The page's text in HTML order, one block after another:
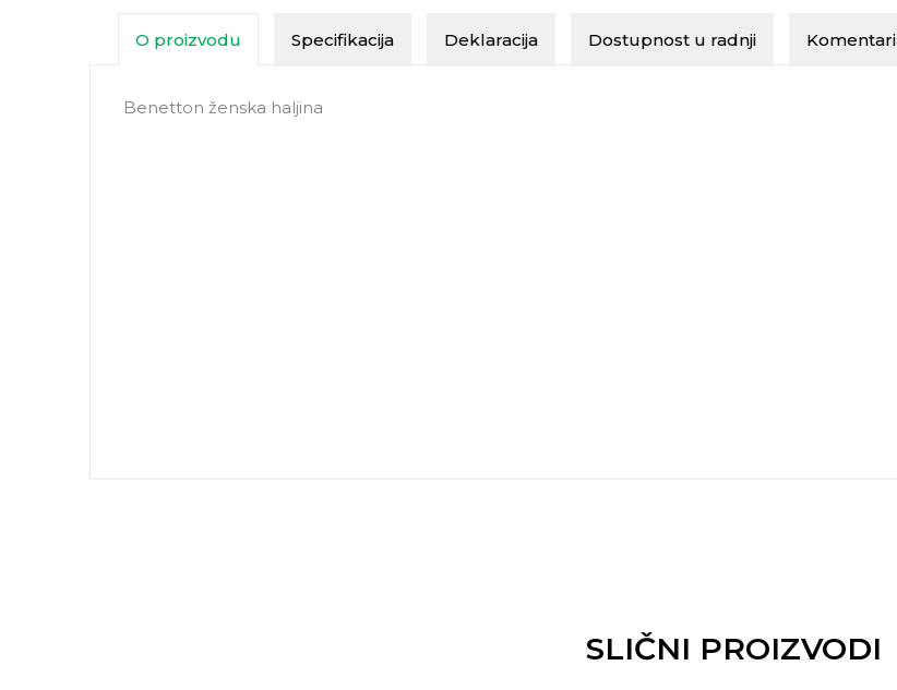
O proizvodu Specifikacija Deklaracija Dostupnost u radnji Komentari
Benetton ženska haljina
SLIČNI PROIZVODI